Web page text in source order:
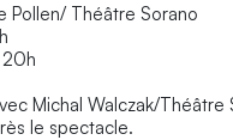
Pollen/ Théâtre Sorano
Michal Walczak/Théâtre
le spectacle.